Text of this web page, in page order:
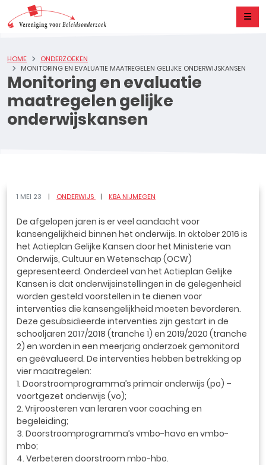
Monitoring en evaluatie
maatregelen gelijke
onderwijskansen
HOME
ONDERZOEKEN
MONITORING EN EVALUATIE MAATREGELEN GELIJKE ONDERWIJSKANSEN
1 MEI 23 ONDERWIJS KBA NIJMEGEN
De afgelopen jaren is er veel aandacht voor
kansengelijkheid binnen het onderwijs. In oktober 2016 is
het Actieplan Gelijke Kansen door het Ministerie van
Onderwijs, Cultuur en Wetenschap (OCW)
gepresenteerd. Onderdeel van het Actieplan Gelijke
Kansen is dat onderwijsinstellingen in de gelegenheid
worden gesteld voorstellen in te dienen voor
interventies die kansengelijkheid moeten bevorderen.
Deze gesubsidieerde interventies zijn gestart in de
schooljaren 2017/2018 (tranche 1) en 2019/2020 (tranche
2) en worden in een meerjarig onderzoek gemonitord
en geëvalueerd. De interventies hebben betrekking op
vier maatregelen:
1. Doorstroomprogramma’s primair onderwijs (po) –
voortgezet onderwijs (vo);
2. Vrijroosteren van leraren voor coaching en
begeleiding;
3. Doorstroomprogramma’s vmbo-havo en vmbo-
mbo;
4. Verbeteren doorstroom mbo-hbo.